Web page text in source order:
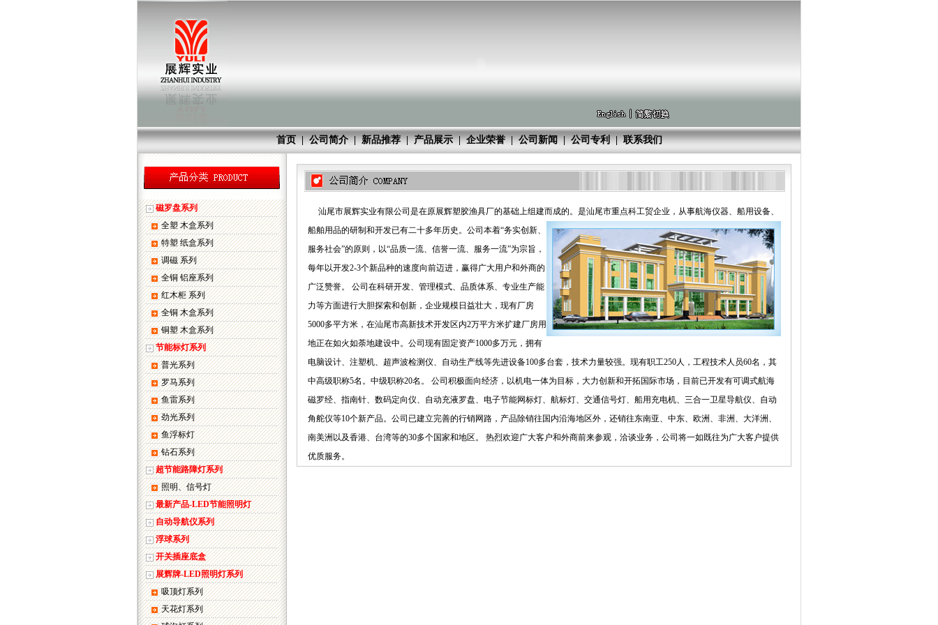
首页|公司简介|新品推荐|产品展示|企业荣誉|公司新闻|公司专利|联系我们
磁罗盘系列
全塑 木盒系列
特塑 纸盒系列
调磁 系列
全铜 铝座系列
红木柜 系列
全铜 木盒系列
铜塑 木盒系列
节能标灯系列
普光系列
罗马系列
鱼雷系列
劲光系列
鱼浮标灯
钻石系列
超节能路障灯系列
照明、信号灯
最新产品-LED节能照明灯
自动导航仪系列
浮球系列
开关插座底盒
展辉牌-LED照明灯系列
吸顶灯系列
天花灯系列
汕尾市展辉实业有限公司是在原展辉塑胶渔具厂的基础上组建而成的。 是汕尾市重点科工贸企业，从事航海仪器、船用设备、
船舶用品的研制和开发已有二十多年历史。公司本着“务实创新、
服务社会”的原则，以“品质一流、信誉一流、服务一流”为宗旨，
每年以开发2-3个新品种的速度向前迈进，赢得广大用户和外商的
广泛赞誉。 公司在科研开发、管理模式、品质体系、专业生产能
力等方面进行大胆探索和创新，企业规模日益壮大，现有厂房
5000多平方米，在汕尾市高新技术开发区内2万平方米扩建厂房用
地正在如火如荼地建设中。公司现有固定资产1000多万元，拥有
电脑设计、注塑机、超声波检测仪、自动生产线等先进设备100多台套，技术力量较强。现有职工250人，工程技术人员60名，其
中高级职称5名。中级职称20名。 公司积极面向经济，以机电一体为目标，大力创新和开拓国际市场，目前已开发有可调式航海
磁罗经、指南针、数码定向仪、自动充液罗盘、电子节能网标灯、航标灯、交通信号灯、船用充电机、三合一卫星导航仪、自动
角舵仪等10个新产品。公司已建立完善的行销网路，产品除销往国内沿海地区外，还销往东南亚、中东、欧洲、非洲、大洋洲、
南美洲以及香港、台湾等的30多个国家和地区。 热烈欢迎广大客户和外商前来参观，洽谈业务，公司将一如既往为广大客户提供
优质服务。